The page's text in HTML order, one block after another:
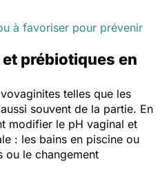
à favoriser pour prévenir
prébiotiques en
telles que les
souvent de la partie. En
modifier le pH vaginal et
: les bains en piscine ou
ou le changement